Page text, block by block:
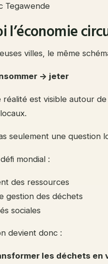
Tegawende
l’économie
villes, le même
→ jeter
est visible autour
seulement une question
mondial :
des ressources
gestion des déchets
sociales
devient donc :
les déchets en